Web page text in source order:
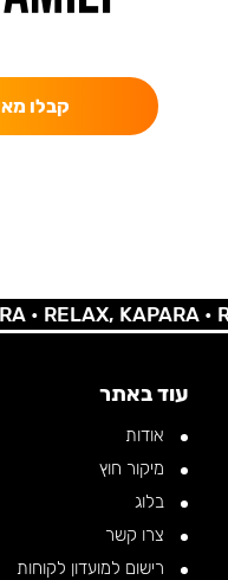
קבלו
RELAX, KAPARA •
עוד באתר
אודות
מיקור חוץ
בלוג
צרו קשר
רישום למועדון לקוחות